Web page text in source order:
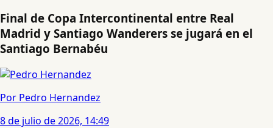
Final de Copa Intercontinental entre Real
Madrid y Santiago Wanderers se jugará en el
Santiago Bernabéu
Por Pedro Hernandez
8 de julio de 2026, 14:49